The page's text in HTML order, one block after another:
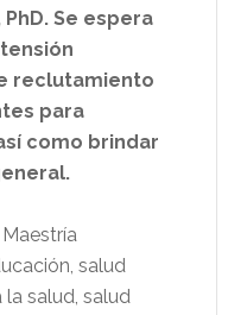
Se espera
reclutamiento
para
como brindar
salud
salud, salud